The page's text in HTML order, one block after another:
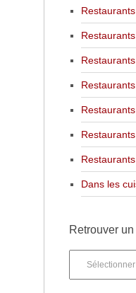
Dans les
Retrouver